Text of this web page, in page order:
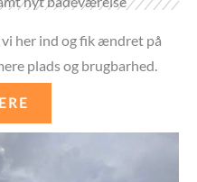
vi her ind og fik ændret på
plads og brugbarhed.